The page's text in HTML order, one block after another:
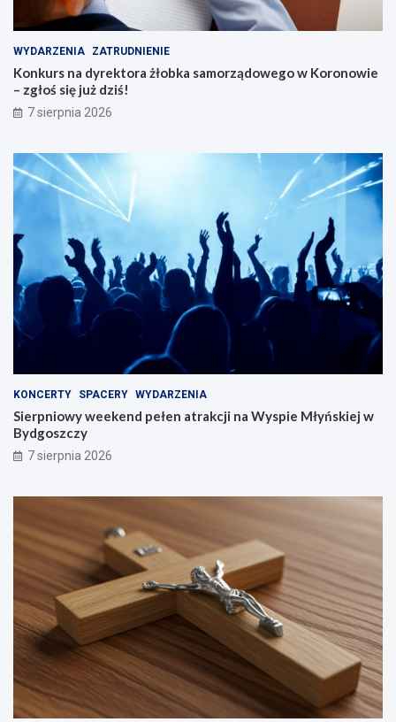
WYDARZENIA ZATRUDNIENIE
Konkurs na dyrektora żłobka samorządowego w Koronowie
– zgłoś się już dziś!
7 sierpnia 2026
KONCERTY SPACERY WYDARZENIA
Sierpniowy weekend pełen atrakcji na Wyspie Młyńskiej w
Bydgoszczy
7 sierpnia 2026